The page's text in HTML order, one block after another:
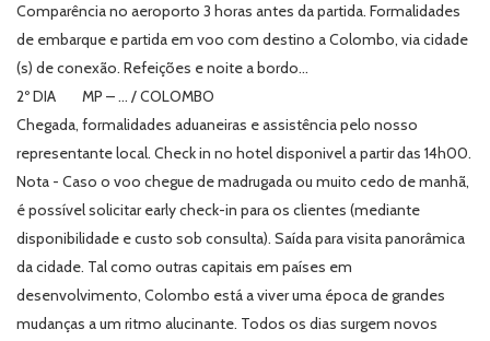
Comparência no aeroporto 3 horas antes da partida. Formalidades
de embarque e partida em voo com destino a Colombo, via cidade
(s) de conexão. Refeições e noite a bordo…
2º DIA MP – … / COLOMBO
Chegada, formalidades aduaneiras e assistência pelo nosso
representante local. Check in no hotel disponivel a partir das 14h00.
Nota - Caso o voo chegue de madrugada ou muito cedo de manhã,
é possível solicitar early check-in para os clientes (mediante
disponibilidade e custo sob consulta). Saída para visita panorâmica
da cidade. Tal como outras capitais em países em
desenvolvimento, Colombo está a viver uma época de grandes
mudanças a um ritmo alucinante. Todos os dias surgem novos